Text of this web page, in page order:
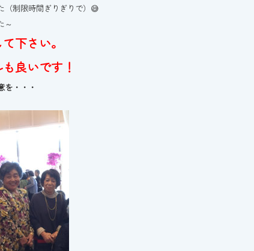
制限時間ぎりぎりで）😅
～
下さい。
良いです！
を・・・